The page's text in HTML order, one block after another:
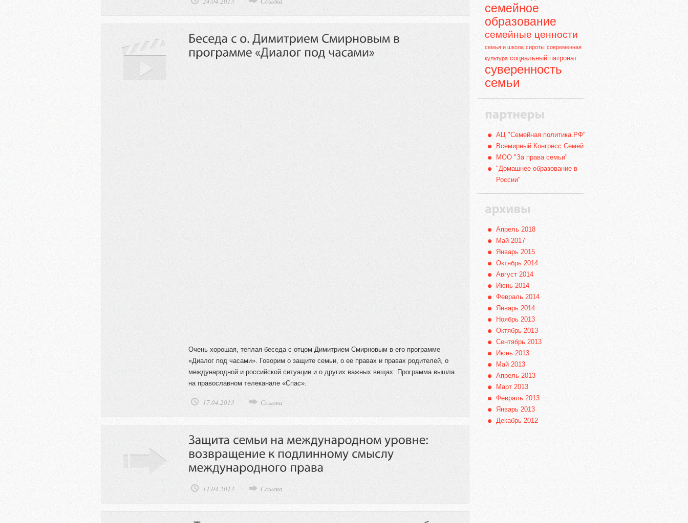
семейное
образование
семейные ценности
семья и школа сироты современная
культура социальный патронат
суверенность
семьи
АЦ "Семейная политика.РФ"
Всемирный Конгресс Семей
МОО "За права семьи"
"Домашнее образование в
России"
Апрель 2018
Май 2017
Январь 2015
Октябрь 2014
Август 2014
Июнь 2014
Февраль 2014
Январь 2014
Ноябрь 2013
Октябрь 2013
Сентябрь 2013
Июнь 2013
Май 2013
Апрель 2013
Март 2013
Февраль 2013
Январь 2013
Декабрь 2012
Очень хорошая, теплая беседа с отцом Димитрием Смирновым в его программе
«Диалог под часами». Говорим о защите семьи, о ее правах и правах родителей, о
международной и российской ситуации и о других важных вещах. Программа вышла
на православном телеканале «Спас».
17.04.2013 Ссылка
11.04.2013 Ссылка